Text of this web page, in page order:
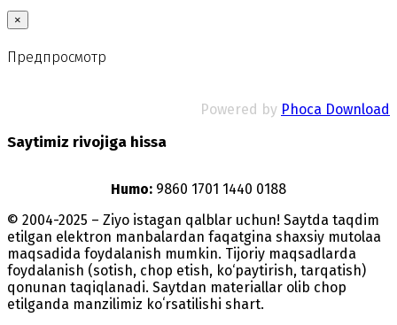
×
Предпросмотр
Powered by Phoca Download
Saytimiz rivojiga hissa
Humo: 9860 1701 1440 0188
© 2004-2025 – Ziyo istagan qalblar uchun! Saytda taqdim
etilgan elektron manbalardan faqatgina shaxsiy mutolaa
maqsadida foydalanish mumkin. Tijoriy maqsadlarda
foydalanish (sotish, chop etish, ko‘paytirish, tarqatish)
qonunan taqiqlanadi. Saytdan materiallar olib chop
etilganda manzilimiz koʻrsatilishi shart.